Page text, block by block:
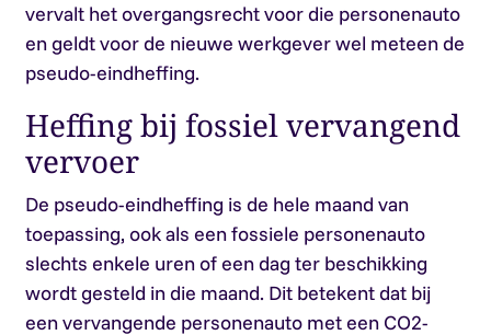
vervalt het overgangsrecht voor die personenauto
en geldt voor de nieuwe werkgever wel meteen de
pseudo-eindheffing.
Heffing bij fossiel vervangend
vervoer
De pseudo-eindheffing is de hele maand van
toepassing, ook als een fossiele personenauto
slechts enkele uren of een dag ter beschikking
wordt gesteld in die maand. Dit betekent dat bij
een vervangende personenauto met een CO2-